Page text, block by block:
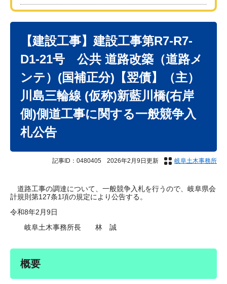
【建設工事】建設工事第R7-R7-
D1-21号 公共 道路改築（道路メ
ンテ）(国補正分)【翌債】（主）
川島三輪線 (仮称)新藍川橋(右岸
側)側道工事に関する一般競争入
札公告
記事ID：0480405 2026年2月9日更新 岐阜土木事務所
道路工事の調達について、一般競争入札を行うので、岐阜県会
計規則第127条1項の規定により公告する。
令和8年2月9日
岐阜土木事務所長 林 誠
概要